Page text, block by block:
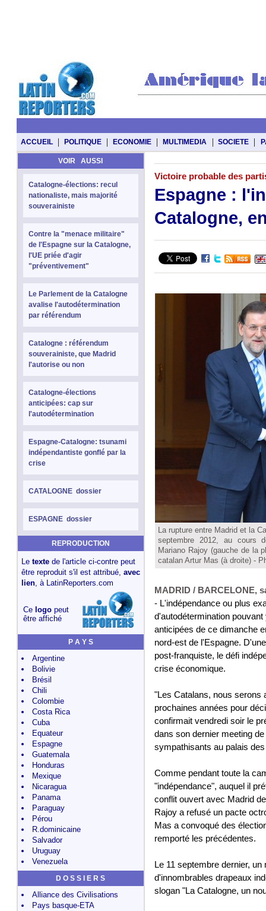
ACCUEIL | POLITIQUE | ECONOMIE | MULTIMEDIA | SOCIETE |
Victoire probable des
Espagne :
Catalogne,
La rupture entre Madrid et la
septembre 2012, au cours
Mariano Rajoy (gauche de la
catalan Artur Mas (à droite) -
MADRID / BARCELONE,
- L'indépendance ou plus
d'autodétermination
anticipées de ce dimanche
nord-est de l'Espagne.
post-franquiste, le défi
crise économique.
"Les Catalans, nous serons
prochaines années pour
confirmait vendredi soir le
dans son dernier meeting
sympathisants au palais
Comme pendant toute la
"indépendance", auquel il
conflit ouvert avec Madrid
Rajoy a refusé un pacte
Mas a convoqué des
remporté les précédentes.
Le 11 septembre dernier,
d'innombrables drapeaux
slogan "La Catalogne, un
VOIR AUSSI
Catalogne-élections: recul
nationaliste, mais majorité
souverainiste
Contre la "menace militaire"
de l'Espagne sur la Catalogne,
l'UE priée d'agir
"préventivement"
Le Parlement de la Catalogne
avalise l'autodétermination
par référendum
Catalogne : référendum
souverainiste, que Madrid
l'autorise ou non
Catalogne-élections
anticipées: cap sur
l'autodétermination
Espagne-Catalogne: tsunami
indépendantiste gonflé par la
crise
CATALOGNE dossier
ESPAGNE dossier
REPRODUCTION
Le textede l'article ci-contre peut
être reproduit s'il est attribué, avec
lien, à LatinReporters.com
Ce logopeut
être affiché
P A Y S
Argentine
Bolivie
Brésil
Chili
Colombie
Costa Rica
Cuba
Equateur
Espagne
Guatemala
Honduras
Mexique
Nicaragua
Panama
Paraguay
Pérou
R.dominicaine
Salvador
Uruguay
Venezuela
D O S S I E R S
Alliance des Civilisations
Pays basque-ETA